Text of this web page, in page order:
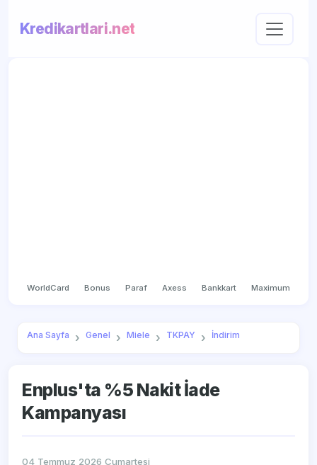
Kredikartlari.net
WorldCard Bonus Paraf Axess Bankkart Maximum
Ana Sayfa Genel Miele TKPAY İndirim
Enplus'ta %5 Nakit İade
Kampanyası
04 Temmuz 2026 Cumartesi